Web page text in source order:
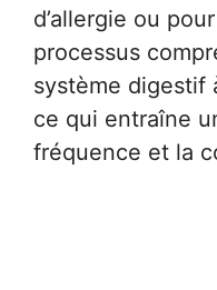
d’allergie ou
processus
système digestif
ce qui entraîne
fréquence et la